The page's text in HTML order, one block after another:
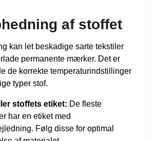
af stoffet
kan let beskadige sarte tekstiler
permanente mærker. Det er
de korrekte temperaturindstillinger
typer stof.
stoffets etiket: De fleste
har en etiket med
Følg disse for optimal